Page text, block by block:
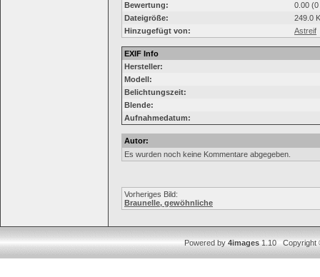
Bewertung:
0.00
Dateigröße:
249.0
Hinzugefügt von:
Astreif
EXIF Info
Hersteller:
Modell:
Belichtungszeit:
Blende:
Aufnahmedatum:
Autor:
Es wurden noch keine Kommentare abgegeben.
Vorheriges Bild:
Braunelle, gewöhnliche
Powered by4images1.10 Copyright